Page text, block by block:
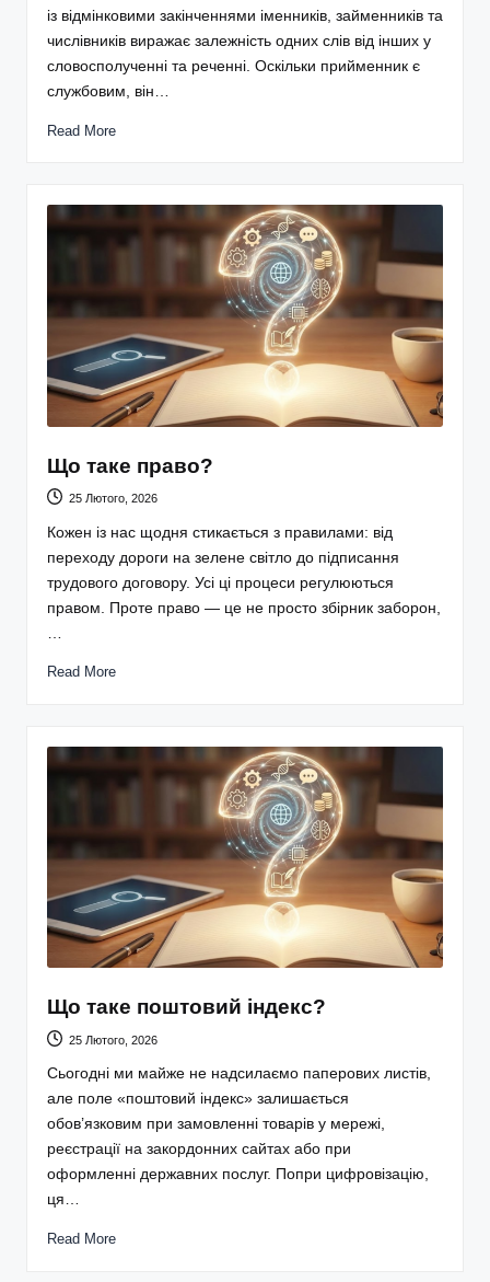
із відмінковими закінченнями іменників, займенників та
числівників виражає залежність одних слів від інших у
словосполученні та реченні. Оскільки прийменник є
службовим, він…
Read More
Що таке право?
25 Лютого, 2026
Кожен із нас щодня стикається з правилами: від
переходу дороги на зелене світло до підписання
трудового договору. Усі ці процеси регулюються
правом. Проте право — це не просто збірник заборон,
Read More
Що таке поштовий індекс?
25 Лютого, 2026
Сьогодні ми майже не надсилаємо паперових листів,
але поле «поштовий індекс» залишається
обов’язковим при замовленні товарів у мережі,
реєстрації на закордонних сайтах або при
оформленні державних послуг. Попри цифровізацію,
ця…
Read More